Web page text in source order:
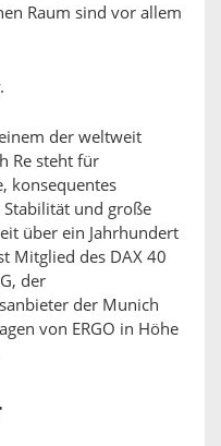
Raum sind vor allem
der weltweit
Re steht für
konsequentes
und große
über ein Jahrhundert
Mitglied des DAX 40
der
der Munich
von ERGO in Höhe